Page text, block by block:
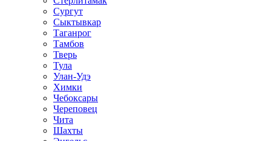
Сургут
Сыктывкар
Таганрог
Тамбов
Тверь
Тула
Улан-Удэ
Химки
Чебоксары
Череповец
Чита
Шахты